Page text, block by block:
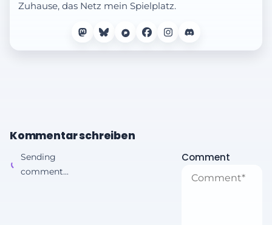
Zuhause, das Netz mein Spielplatz.
Kommentar schreiben
Sending
comment...
Comment